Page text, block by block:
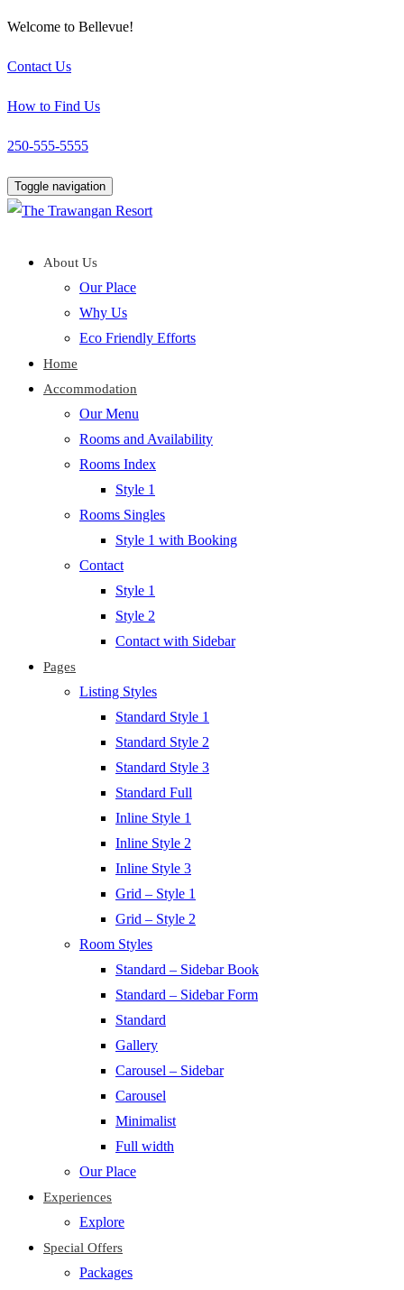
Welcome to Bellevue!
Contact Us
How to Find Us
250-555-5555
Toggle navigation
About Us
Our Place
Why Us
Eco Friendly Efforts
Home
Accommodation
Our Menu
Rooms and Availability
Rooms Index
Style 1
Rooms Singles
Style 1 with Booking
Contact
Style 1
Style 2
Contact with Sidebar
Pages
Listing Styles
Standard Style 1
Standard Style 2
Standard Style 3
Standard Full
Inline Style 1
Inline Style 2
Inline Style 3
Grid – Style 1
Grid – Style 2
Room Styles
Standard – Sidebar Book
Standard – Sidebar Form
Standard
Gallery
Carousel – Sidebar
Carousel
Minimalist
Full width
Our Place
Experiences
Explore
Special Offers
Packages